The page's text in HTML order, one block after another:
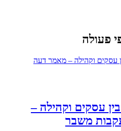
פעולה
עסקים וקהילה –
משבר